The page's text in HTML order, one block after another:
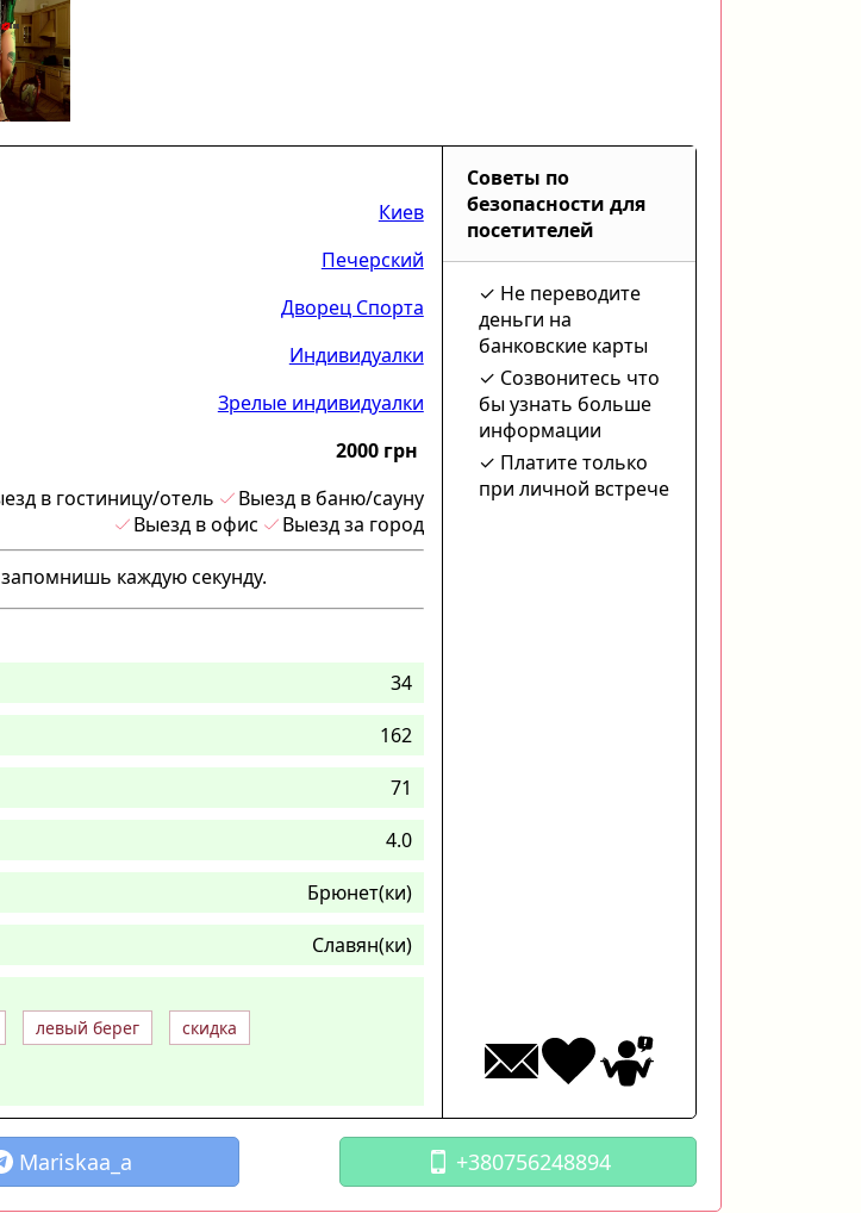
Киев
Печерский
Дворец Спорта
Индивидуалки
Зрелые индивидуалки
2000 грн
в гостиницу/отель
Выезд в баню/сауну
Выезд в офис
Выезд за город
каждую секунду.
34
162
71
4.0
Брюнет(ки)
Славян(ки)
левый берег
скидка
Советы по
безопасности для
посетителей
Не переводите
деньги на
банковские карты
Созвонитесь что
бы узнать больше
информации
Платите только
при личной встрече
Mariskaa_a +380756248894